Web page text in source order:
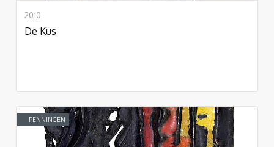
2010
De Kus
PENNINGEN